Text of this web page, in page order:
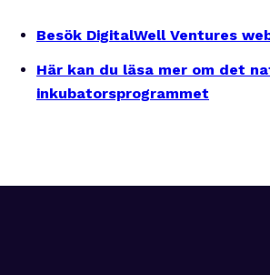
Besök DigitalWell Ventures
Här kan du läsa mer om det
inkubatorsprogrammet